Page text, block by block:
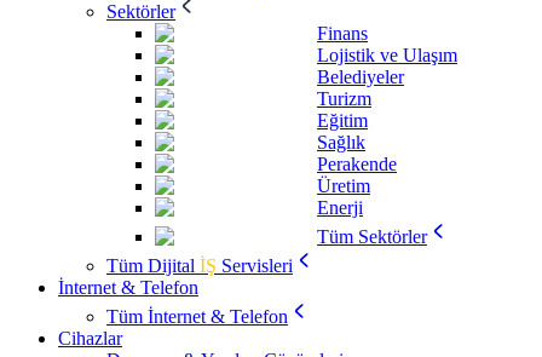
Sektörler
Finans
Lojistik ve Ulaşım
Belediyeler
Turizm
Eğitim
Sağlık
Perakende
Üretim
Enerji
Tüm Sektörler
Tüm Dijital İŞ Servisleri
İnternet & Telefon
Tüm İnternet & Telefon
Cihazlar